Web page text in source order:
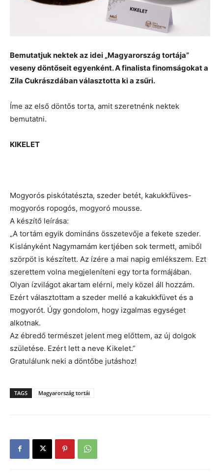
Bemutatjuk nektek az idei „Magyarország tortája”
veseny döntőseit egyenként. A finalista finomságokat a
Zila Cukrászdában választotta ki a zsűri.
Íme az első döntős torta, amit szeretnénk nektek
bemutatni.
KIKELET
Mogyorós piskótatészta, szeder betét, kakukkfüves-
mogyorós ropogós, mogyoró mousse.
A készítő leírása:
„A tortám egyik domináns összetevője a fekete szeder.
Kislányként Nagymamám kertjében sok termett, amiből
szörpöt is készített. Az ízére a mai napig emlékszem. Ezt
szerettem volna megjeleníteni egy torta formájában.
Olyan ízvilágot akartam elérni, mely közel áll hozzám.
Ezért választottam a szeder mellé a kakukkfüvet és a
mogyorót. Úgy gondolom, hogy izgalmas egységet
alkotnak.
Az ébredő természet jelent meg előttem, az új dolgok
születése. Ezért lett a neve Kikelet.”
Gratulálunk neki a döntőbe jutáshoz!
TAGS Magyarország tortái